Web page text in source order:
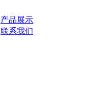
产品展示
联系我们